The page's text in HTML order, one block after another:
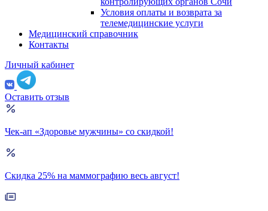
Условия оплаты и возврата за
телемедицинские услуги
Медицинский справочник
Контакты
Личный кабинет
Оставить отзыв
Чек-ап «Здоровье мужчины» со скидкой!
Скидка 25% на маммографию весь август!